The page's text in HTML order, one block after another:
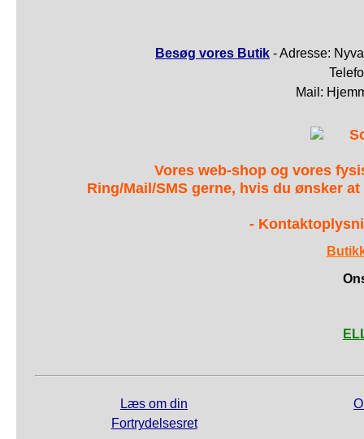
Besøg vores Butik - Adresse:
Mail:
Vores web-shop og vores
Ring/Mail/SMS gerne, hvis du ønsker
-
Læs om din
Fortrydelsesret